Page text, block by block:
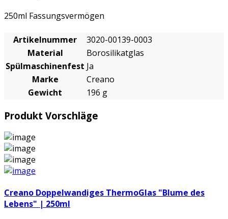
250ml Fassungsvermögen
Artikelnummer
3020-00139-0003
Material
Borosilikatglas
Spülmaschinenfest Ja
Marke
Creano
Gewicht
196 g
Produkt Vorschläge
Creano Doppelwandiges ThermoGlas "Blume des
Lebens" | 250ml